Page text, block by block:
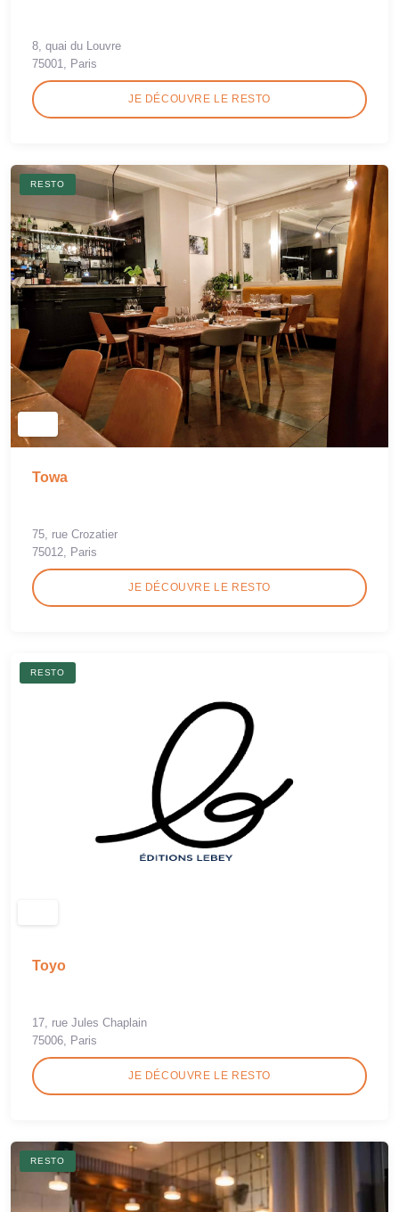
8, quai du Louvre
75001, Paris
JE DÉCOUVRE LE RESTO
RESTO
Towa
75, rue Crozatier
75012, Paris
JE DÉCOUVRE LE RESTO
RESTO
Toyo
17, rue Jules Chaplain
75006, Paris
JE DÉCOUVRE LE RESTO
RESTO